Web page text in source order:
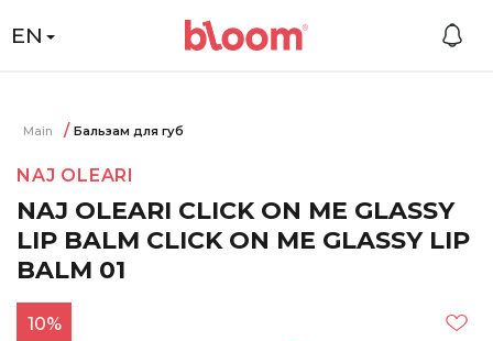
EN
Main Бальзам для губ
NAJ OLEARI
NAJ OLEARI CLICK ON ME GLASSY
LIP BALM CLICK ON ME GLASSY LIP
BALM 01
10%